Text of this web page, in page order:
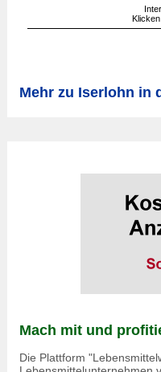
Mehr zu Iserlohn in
Mach mit und
Die Plattform